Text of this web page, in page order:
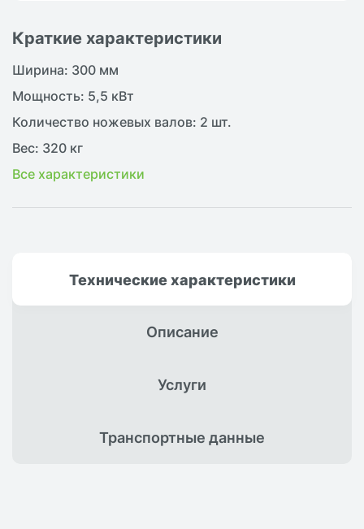
Краткие характеристики
Ширина: 300 мм
Мощность: 5,5 кВт
Количество ножевых валов: 2 шт.
Вес: 320 кг
Все характеристики
Техническиехарактеристики
Описание
Услуги
Транспортныеданные